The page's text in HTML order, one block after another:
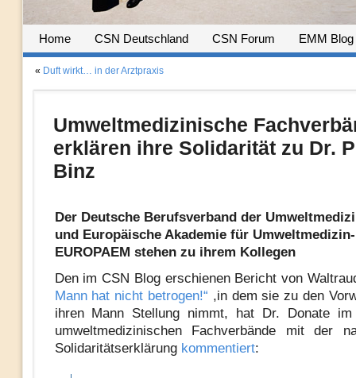
Home CSN Deutschland CSN Forum EMM Blog
« Duft wirkt… in der Arztpraxis
Umweltmedizinische
erklären ihre Solidarität zu Dr.
Binz
Der Deutsche Berufsverband der
und Europäische Akademie für Umweltmedizin-
EUROPAEM stehen zu ihrem Kollegen
Den im CSN Blog erschienen Bericht von
Mann hat nicht betrogen!“ ,in dem sie zu den
ihren Mann Stellung nimmt, hat Dr. Donate
umweltmedizinischen Fachverbände mit der
Solidaritätserklärung kommentiert: